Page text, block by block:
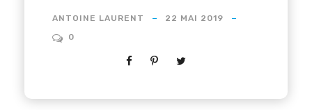
ANTOINE LAURENT
22 MAI 2019
0